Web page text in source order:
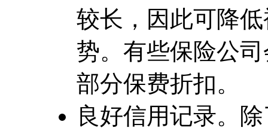
较长，因此可降
势。有些保险公
部分保费折扣。
良好信用记录。